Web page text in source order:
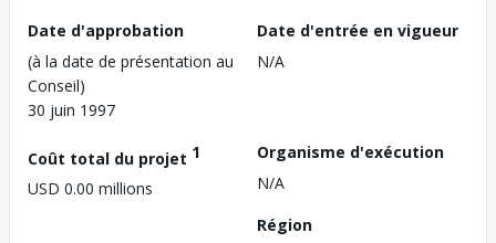
Date d'approbation
(à la date de présentation au
Conseil)
30 juin 1997
Date d'entrée en vigueur
N/A
Coût total du projet 1
USD 0.00 millions
Organisme d'exécution
N/A
Région